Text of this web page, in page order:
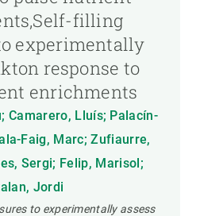
filling
experimentally
response to
enrichments
Camarero, Lluís; Palacín-
Faig, Marc; Zufiaurre,
Sergi; Felip, Marisol;
Jordi
to experimentally assess